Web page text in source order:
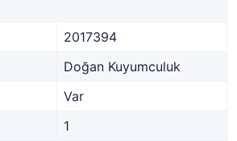
2017394
Doğan Kuyumculuk
Var
1